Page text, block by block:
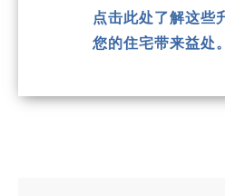
点击此处了解这些
您的住宅带来益处。